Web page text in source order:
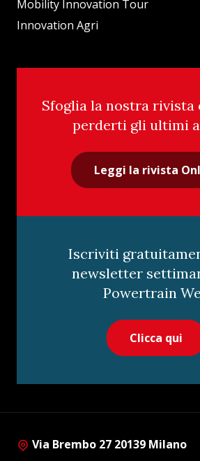
Mobility Innovation Tour
Innovation Agri
Sfoglia la nostra rivista
perderti gli ultimi
Leggi la rivista
Iscriviti
newsletter
Powertrain
Clicca qui
Via Brembo 27 20139 Milano